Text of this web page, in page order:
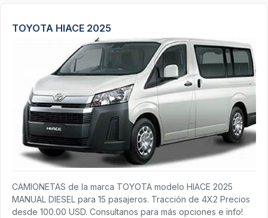
TOYOTA HIACE 2025
CAMIONETAS de la marca TOYOTA modelo HIACE 2025
MANUAL DIESEL para 15 pasajeros. Tracción de 4X2 Precios
desde 100.00 USD. Consultanos para más opciones e info!